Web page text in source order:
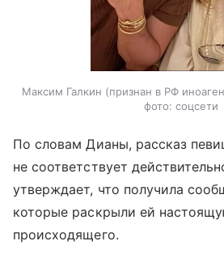
Максим Галкин (признан в РФ
фото: соцсети
По словам Дианы, рассказ
не соответствует
утверждает, что получила
которые раскрыли ей
происходящего.